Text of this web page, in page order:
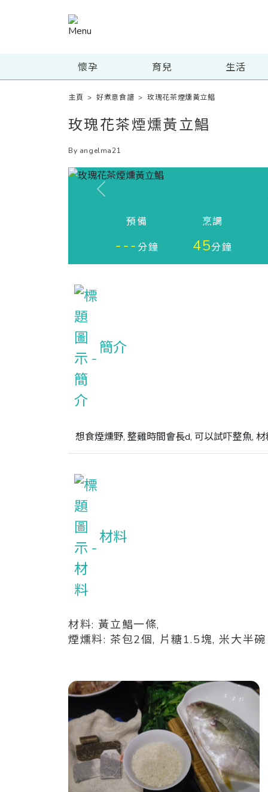
懷孕 育兒 生活
主頁 >好煮意食譜 >玫瑰花茶煙燻黃立鯧
玫瑰花茶煙燻黃立鯧
By angelma21
Previous
預備
---分鐘
烹調
45分鐘
簡介
想食煙燻野, 整雞時間會長d, 可以試吓整魚,
材料
材料: 黃立鯧一條,
煙燻料: 茶包2個, 片糖1.5塊, 米大半碗